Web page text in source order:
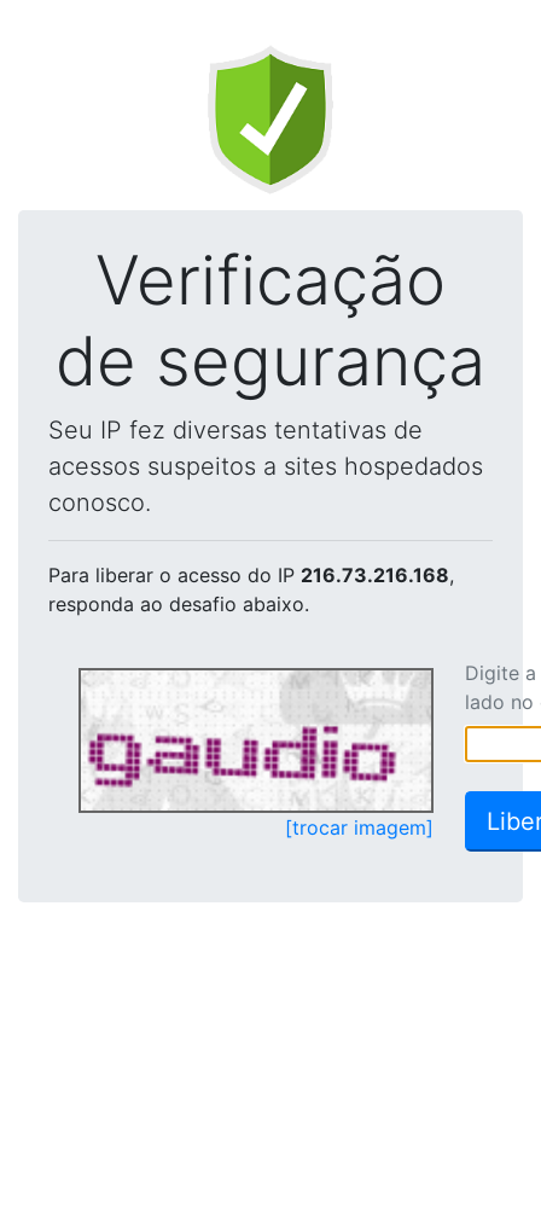
Verificação
de segurança
Seu IP fez diversas tentativas de
acessos suspeitos a sites hospedados
conosco.
Para liberar o acesso do IP 216.73.216.168,
responda ao desafio abaixo.
[trocar imagem]
Digite
lado no